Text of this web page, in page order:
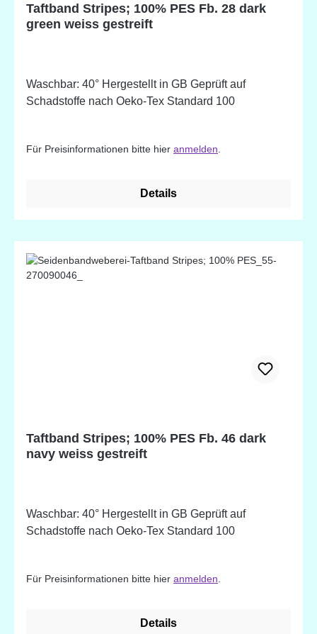
Taftband Stripes; 100% PES Fb. 28 dark
green weiss gestreift
Waschbar: 40° Hergestellt in GB Geprüft auf
Schadstoffe nach Oeko-Tex Standard 100
Für Preisinformationen bitte hier anmelden
Details
Taftband Stripes; 100% PES Fb. 46 dark
navy weiss gestreift
Waschbar: 40° Hergestellt in GB Geprüft auf
Schadstoffe nach Oeko-Tex Standard 100
Für Preisinformationen bitte hier anmelden
Details